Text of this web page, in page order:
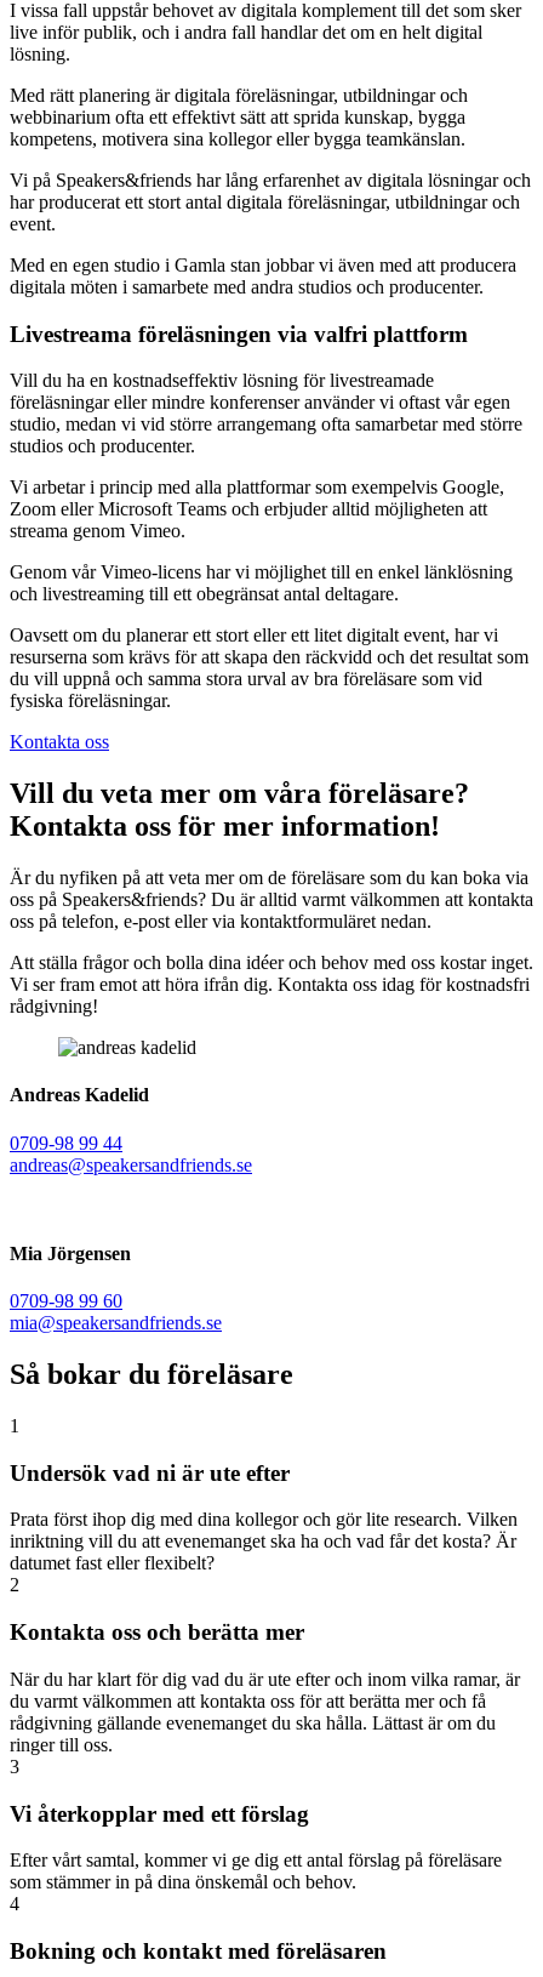
I vissa fall uppstår behovet av digitala komplement till det som sker
live inför publik, och i andra fall handlar det om en helt digital
lösning.
Med rätt planering är digitala föreläsningar, utbildningar och
webbinarium ofta ett effektivt sätt att sprida kunskap, bygga
kompetens, motivera sina kollegor eller bygga teamkänslan.
Vi på Speakers&friends har lång erfarenhet av digitala lösningar och
har producerat ett stort antal digitala föreläsningar, utbildningar och
event.
Med en egen studio i Gamla stan jobbar vi även med att producera
digitala möten i samarbete med andra studios och producenter.
Livestreama föreläsningen via valfri plattform
Vill du ha en kostnadseffektiv lösning för livestreamade
föreläsningar eller mindre konferenser använder vi oftast vår egen
studio, medan vi vid större arrangemang ofta samarbetar med större
studios och producenter.
Vi arbetar i princip med alla plattformar som exempelvis Google,
Zoom eller Microsoft Teams och erbjuder alltid möjligheten att
streama genom Vimeo.
Genom vår Vimeo-licens har vi möjlighet till en enkel länklösning
och livestreaming till ett obegränsat antal deltagare.
Oavsett om du planerar ett stort eller ett litet digitalt event, har vi
resurserna som krävs för att skapa den räckvidd och det resultat som
du vill uppnå och samma stora urval av bra föreläsare som vid
fysiska föreläsningar.
Kontakta oss
Vill du veta mer om våra föreläsare?
Kontakta oss för mer information!
Är du nyfiken på att veta mer om de föreläsare som du kan boka via
oss på Speakers&friends? Du är alltid varmt välkommen att kontakta
oss på telefon, e-post eller via kontaktformuläret nedan.
Att ställa frågor och bolla dina idéer och behov med oss kostar inget.
Vi ser fram emot att höra ifrån dig. Kontakta oss idag för kostnadsfri
rådgivning!
Andreas Kadelid ​
0709-98 99 44
andreas@speakersandfriends.se​
Mia Jörgensen
0709-98 99 60
mia@speakersandfriends.se​
Så bokar du föreläsare
1
Undersök vad ni är ute efter
Prata först ihop dig med dina kollegor och gör lite research. Vilken
inriktning vill du att evenemanget ska ha och vad får det kosta? Är
datumet fast eller flexibelt?
2
Kontakta oss och berätta mer
När du har klart för dig vad du är ute efter och inom vilka ramar, är
du varmt välkommen att kontakta oss för att berätta mer och få
rådgivning gällande evenemanget du ska hålla. Lättast är om du
ringer till oss.
3
Vi återkopplar med ett förslag
Efter vårt samtal, kommer vi ge dig ett antal förslag på föreläsare
som stämmer in på dina önskemål och behov.
4
Bokning och kontakt med föreläsaren